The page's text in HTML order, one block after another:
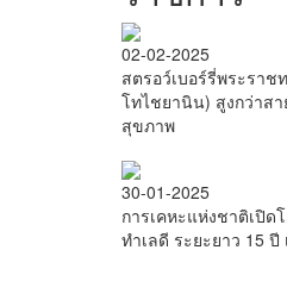
02-02-2025
สตรอว์เบอร์รี่พระรา
โทไชยานิน) สูงกว่าส
สุขภาพ
30-01-2025
การเคหะแห่งชาติเปิ
ทำเลดี ระยะยาว 15